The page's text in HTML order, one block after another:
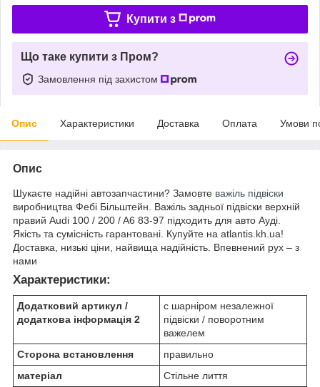
Купити з
Що таке купити з Пром?
Замовлення під захистом
Опис Характеристики Доставка Оплата Умови
Опис
Шукаєте надійні автозапчастини? Замовте важіль підвіски
виробництва Фебі Більштейн. Важіль задньої підвіски верхній
правий Audi 100 / 200 / A6 83-97 підходить для авто Ауді.
Якість та сумісність гарантовані. Купуйте на atlantis.kh.ua!
Доставка, низькі ціни, найвища надійність. Впевнений рух – з
нами
Характеристики:
Додатковий артикул /
додаткова інформація 2
c шарніром незалежної
підвіски / поворотним
важелем
Сторона встановлення
правильно
матеріал
Стільне лиття